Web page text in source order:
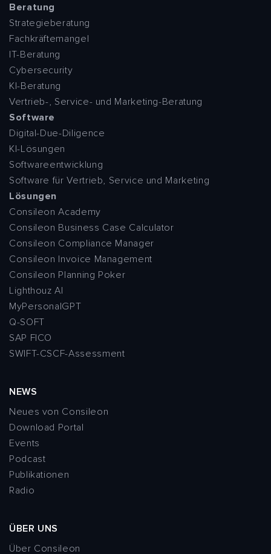
Beratung
Strategieberatung
Fachkräftemangel
IT-Beratung
Cybersecurity
KI-Beratung
Vertrieb-, Service- und Marketing-Beratung
Software
Digital-Due-Diligence
KI-Lösungen
Softwareentwicklung
Software für Vertrieb, Service und Marketing
Lösungen
Consileon Academy
Consileon Business Case Calculator
Consileon Compliance Manager
Consileon Invoice Management
Consileon Planning Poker
Lighthouz AI
MyPersonalGPT
Q-SOFT
SAP FICO
SWIFT-CSCF-Assessment
NEWS
Neues von Consileon
Download Portal
Events
Podcast
Publikationen
Radio
ÜBER UNS
Über Consileon